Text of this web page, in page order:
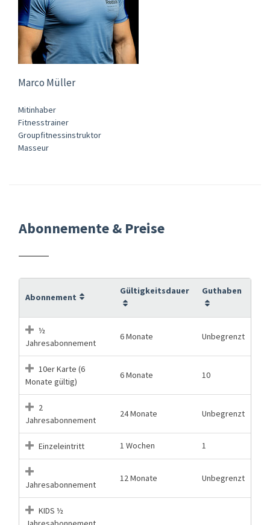
Marco Müller
Mitinhaber
Fitnesstrainer
Groupfitnessinstruktor
Masseur
Abonnemente & Preise
Abonnement
Gültigkeitsdauer Guthaben
½
Jahresabonnement
6 Monate Unbegrenzt
10er Karte (6
Monate gültig)
6 Monate 10
2
Jahresabonnement
24 Monate Unbegrenzt
Einzeleintritt 1 Wochen 1
Jahresabonnement
12 Monate Unbegrenzt
KIDS ½